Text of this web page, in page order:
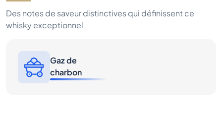
Des notes de saveur distinctives qui définissent ce
whisky exceptionnel
Gaz de
charbon